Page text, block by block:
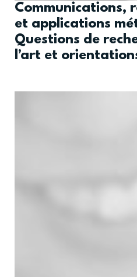
Communications,
et applications
Questions de
l’art et